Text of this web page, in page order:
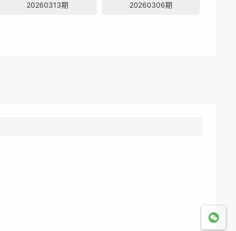
20260313期 20260306期